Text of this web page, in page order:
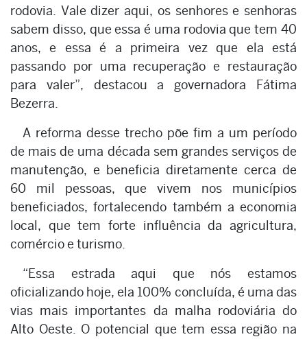
rodovia. Vale dizer aqui, os senhores e senhoras
sabem disso, que essa é uma rodovia que tem 40
anos, e essa é a primeira vez que ela está
passando por uma recuperação e restauração
para valer”, destacou a governadora Fátima
Bezerra.
A reforma desse trecho põe fim a um período
de mais de uma década sem grandes serviços de
manutenção, e beneficia diretamente cerca de
60 mil pessoas, que vivem nos municípios
beneficiados, fortalecendo também a economia
local, que tem forte influência da agricultura,
comércio e turismo.
“Essa estrada aqui que nós estamos
oficializando hoje, ela 100% concluída, é uma das
vias mais importantes da malha rodoviária do
Alto Oeste. O potencial que tem essa região na